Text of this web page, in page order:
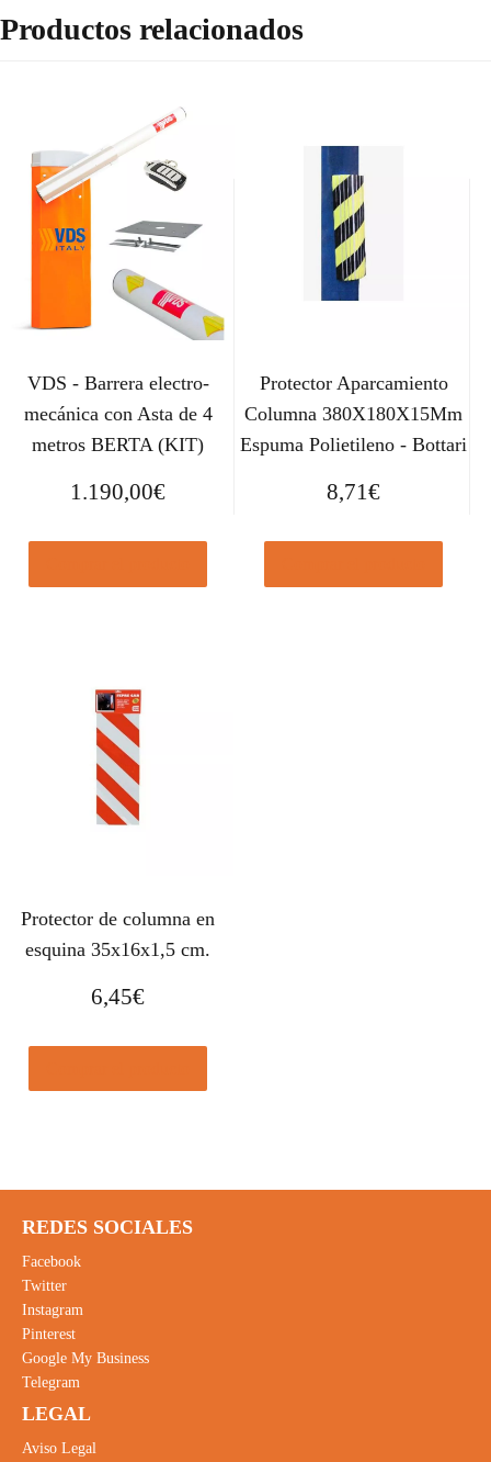
Productos relacionados
VDS - Barrera electro-
mecánica con Asta de 4
metros BERTA (KIT)
1.190,00€
Protector Aparcamiento
Columna 380X180X15Mm
Espuma Polietileno - Bottari
8,71€
Protector de columna en
esquina 35x16x1,5 cm.
6,45€
REDES SOCIALES
Facebook
Twitter
Instagram
Pinterest
Google My Business
Telegram
LEGAL
Aviso Legal